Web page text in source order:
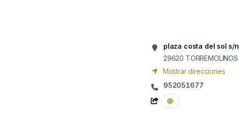
plaza costa del sol s/n
29620 TORREMOLINOS
Mostrar direcciones
952051677